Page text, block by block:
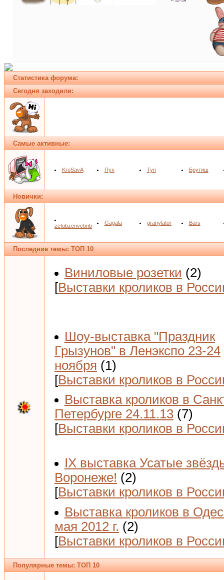
Статистика форума:
Сегодня заходили:
Самые активные:
KroSavA Пух Tyri Брутиш
Новички:
zefubzenvcbnb Gagala granylator Bars
Последние темы: ТОП 10
Виниловые розетки (2)
[Выставки кроликов в
Шоу-выставка "Праздник
Грызунов" в Ленэкспо 23-24
ноября (1)
[Выставки кроликов в
Выставка кроликов в
Петербурге 24.11.13 (7)
[Выставки кроликов в
IX выставка Усатые
Воронеже! (2)
[Выставки кроликов в
Выставка кроликов в
мая 2012 г. (2)
[Выставки кроликов в
Популярные темы: ТОП 10